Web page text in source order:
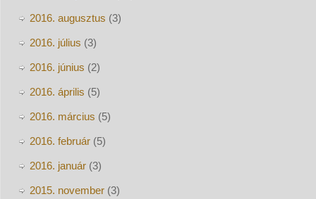
2016. augusztus (3)
2016. július (3)
2016. június (2)
2016. április (5)
2016. március (5)
2016. február(5)
2016. január(3)
2015. november(3)